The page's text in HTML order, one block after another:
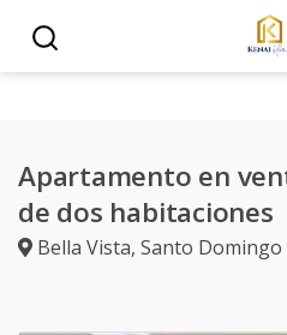
Apartamento en
de dos habitaciones
Bella Vista, Santo Domingo